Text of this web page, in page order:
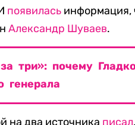
появилась информация,
Александр Шуваев.
три»: почему
генерала
на два источника писал